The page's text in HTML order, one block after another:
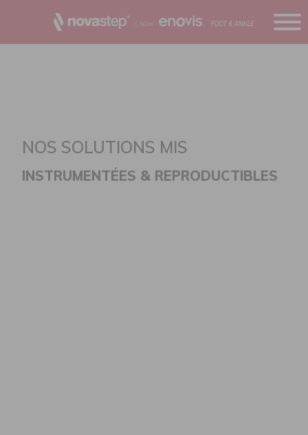
DÉFILER VERS LE BAS
NOS SOLUTIONS MIS​
INSTRUMENTÉES & REPRODUCTIBLES